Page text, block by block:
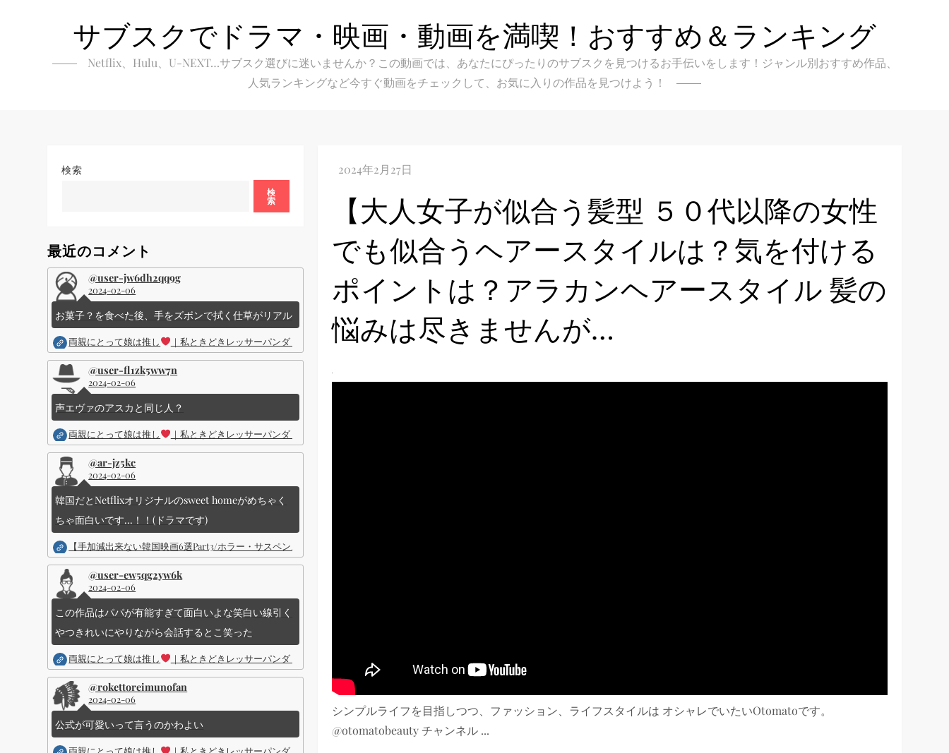
サブスクでドラマ・映画・動画を満喫！おすすめ＆ランキング
Netflix、Hulu、U-NEXT…サブスク選びに迷いませんか？この動画では、あなたにぴったりのサブスクを見つけるお手伝いをします！ジャンル別おすすめ作品、
人気ランキングなど今すぐ動画をチェックして、お気に入りの作品を見つけよう！
【大人女子が似合う髪型 ５０代以降の女性
でも似合うヘアースタイルは？気を付ける
ポイントは？アラカンヘアースタイル 髪の
悩みは尽きませんが…
シンプルライフを目指しつつ、ファッション、ライフスタイルは オシャレでいたいOtomatoです。
@otomatobeauty チャンネル ...
検索
検
索
最近のコメント
@user-jw6dh2qq9g
2024-02-06
お菓子？を食べた後、手をズボンで拭く仕草がリアル
両親にとって娘は推し ｜私ときどきレッサーパンダ ｜Disney (ディズニープラス）
@user-fl1zk5ww7n
2024-02-06
声エヴァのアスカと同じ人？
両親にとって娘は推し ｜私ときどきレッサーパンダ ｜Disney (ディズニープラス）
@ar-jz5kc
2024-02-06
韓国だとNetflixオリジナルのsweet homeがめちゃく
ちゃ面白いです...！！(ドラマです)
【手加減出来ない韓国映画6選Part3/ホラー・サスペンス・ノワール】韓国至上の《最凶の悪》が登場する韓国映画。
@user-ew5qg2yw6k
2024-02-06
この作品はパパが有能すぎて面白いよな笑白い線引く
やつきれいにやりながら会話するとこ笑った
両親にとって娘は推し ｜私ときどきレッサーパンダ ｜Disney (ディズニープラス）
@rokettoreimunofan
2024-02-06
公式が可愛いって言うのかわよい
両親にとって娘は推し ｜私ときどきレッサーパンダ ｜Disney (ディズニープラス）